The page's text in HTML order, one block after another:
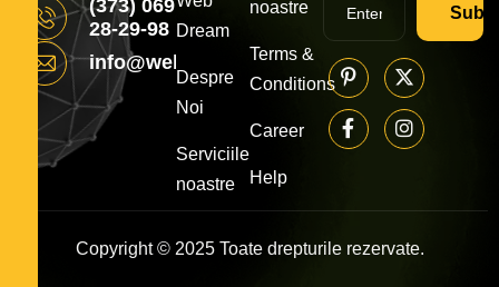
(373) 069
28-29-98
info@webdream.md
Dream
Despre
Noi
Serviciile
noastre
noastre
Terms &
Conditions
Career
Help
Copyright © 2025 Toate drepturile rezervate.